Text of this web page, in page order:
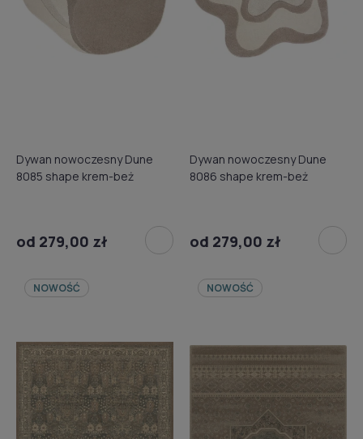
Dywan nowoczesny Dune
8085 shape krem-beż
od 279,00 zł
Dywan nowoczesny Dune
8086 shape krem-beż
od 279,00 zł
NOWOŚĆ NOWOŚĆ